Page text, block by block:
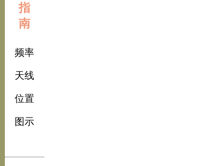
指
南
频率
天线
位置
图示